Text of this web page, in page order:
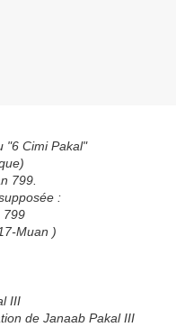
"6 Cimi Pakal"
799.
:
799
Muan )
III
de Janaab Pakal III